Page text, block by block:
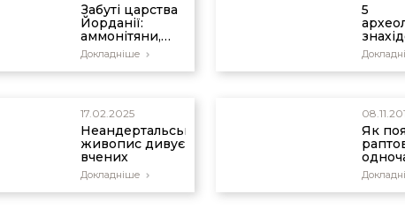
Забуті царства
Йорданії:
аммонітяни,
моавитяни та
ідумеяни
Докладніше
5
Біблії
17.02.2025
Неандертальський
живопис дивує
вчених
Докладніше
Як
появу